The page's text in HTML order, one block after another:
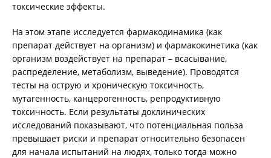
токсические эффекты.
На этом этапе исследуется фармакодинамика (как
препарат действует на организм) и фармакокинетика (как
организм воздействует на препарат – всасывание,
распределение, метаболизм, выведение). Проводятся
тесты на острую и хроническую токсичность,
мутагенность, канцерогенность, репродуктивную
токсичность. Если результаты доклинических
исследований показывают, что потенциальная польза
превышает риски и препарат относительно безопасен
для начала испытаний на людях, только тогда можно